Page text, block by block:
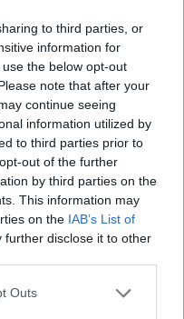
to third parties, or
information for
the below opt-out
note that after your
continue seeing
information utilized by
to third parties prior to
out of the further
by third parties on the
This information may
on the IAB’s List of
further disclose it to other
Outs
κι όλα θα
7
οι τυχεροί αριθμοί
από 2 εκατ.